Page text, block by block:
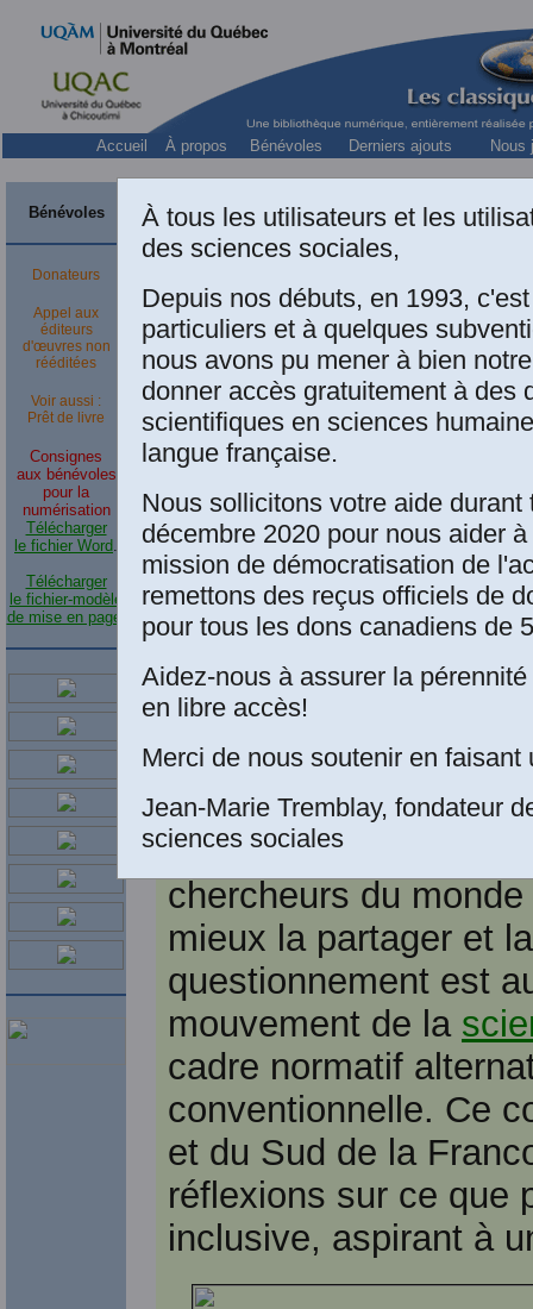
Accueil À propos Bénévoles Derniers ajouts Nous
Bénévoles
Donateurs
Appel aux
éditeurs
d'œuvres non
rééditées
Voir aussi :
Prêt de livre
Consignes
aux bénévoles
pour la
numérisation
Télécharger
le fichier Word.
Télécharger
le fichier-modèle
de mise en page
au Musée de la
Résumé
La science
l'universalité, mais,
données
plutôt une science
universités des pays
nombreuses
aux chercheurs des
chercheurs du
mieux la partager et
questionnement est
mouvement de la
cadre normatif
conventionnelle. Ce
et du Sud de la
réflexions sur ce que
inclusive, aspirant à
À tous les utilisateurs et les
des sciences sociales,
Depuis nos débuts, en 1993,
particuliers et à quelques
nous avons pu mener à bien
donner accès gratuitement à des
scientifiques en sciences
langue française.
Nous sollicitons votre aide durant
décembre 2020 pour nous aider
mission de démocratisation de
remettons des reçus officiels de
pour tous les dons canadiens de
Aidez-nous à assurer la
en libre accès!
Merci de nous soutenir en faisant
Jean-Marie Tremblay, fondateur
sciences sociales